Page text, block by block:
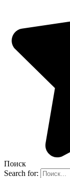
Поиск
Search for: